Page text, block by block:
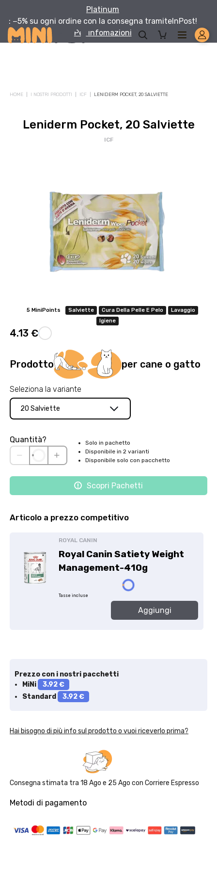
Platinum
: −5% su ogni ordine con la consegna tramiteInPost!
Per infomazioni
HOME I NOSTRI PRODOTTI ICF LENIDERM POCKET, 20 SALVIETTE
Leniderm Pocket, 20 Salviette
ICF
5 MiniPoints Salviette Cura Della Pelle E Pelo
Lavaggio
Igiene
4.13 €
Prodotto per cane o gatto
Seleziona la variante
20 Salviette
Quantità?
Solo in pachetto
Disponibile in 2 varianti
Disponibile solo con pacchetto
Scopri Pachetti
Articolo a prezzo competitivo
ROYAL CANIN
Royal Canin Satiety Weight
Management-410g
Tasse incluse
Aggiungi
Prezzo con i nostri pacchetti
MiNi
3.92 €
Standard
3.92 €
Hai bisogno di più info sul prodotto o vuoi riceverlo prima?
Consegna stimata tra 18 Ago e 25 Ago con Corriere Espresso
Metodi di pagamento
Solo per te: -5% su Platinum